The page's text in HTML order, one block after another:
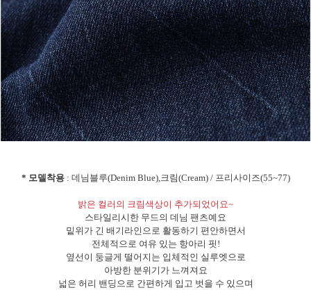
* 모델착용: 데님블루(Denim Blue),크림(Cream) / 프리사이즈(55~77)
밝은 컬러의 크림색상이 추가되었어요~
스타일리시한 무드의 데님 팬츠예요
밑위가 긴 배기라인으로 활동하기 편안하면서
전체적으로 여유 있는 항아리 핏!
옆선이 둥글게 떨어지는 입체적인 실루엣으로
아방한 분위기가 느껴져요
넓은 허리 밴딩으로 간편하게 입고 벗을 수 있으며